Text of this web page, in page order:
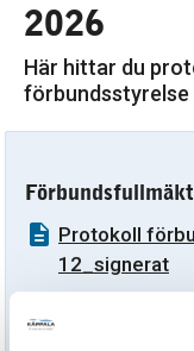
2026
Här hittar du
förbundsstyrelse
Protokoll
12_signerat